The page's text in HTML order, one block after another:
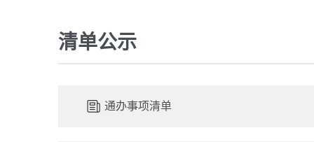
清单公示
通办事项清单